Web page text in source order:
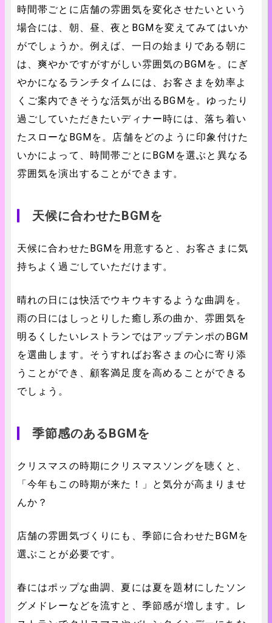
時間帯ごとに店舗の雰囲気を変化させたいという
場合には、朝、昼、夜とBGMを変えてみてはいか
がでしょうか。例えば、一日の始まりである朝に
は、爽やかですがすがしい雰囲気のBGMを。にぎ
やかになるランチタイムには、お客さまを効率よ
くご案内できそうな活気が出るBGMを。ゆったり
過ごしていただきたいディナー時には、落ち着い
たスローなBGMを。店舗をどのように印象付けた
いかによって、時間帯ごとにBGMを選ぶと異なる
雰囲気を演出することができます。
天候に合わせたBGMを
天候に合わせたBGMを用意すると、お客さまに気
持ちよく過ごしていただけます。
晴れの日には快活でウキウキするような曲調を。
雨の日にはしっとりした癒し系の曲か、雰囲気を
明るくしたいレストランではアップテンポのBGM
を選曲します。そうすればお客さまの心に寄り添
うことができ、顧客満足度を高めることができる
でしょう。
季節感のあるBGMを
クリスマスの時期にクリスマスソングを聴くと、
「今年もこの時期が来た！」と気分が高まりませ
んか？
店舗の雰囲気づくりにも、季節に合わせたBGMを
選ぶことが必要です。
春にはポップな曲調、夏には夏を題材にしたソン
グメドレーなどを流すと、季節感が増します。レ